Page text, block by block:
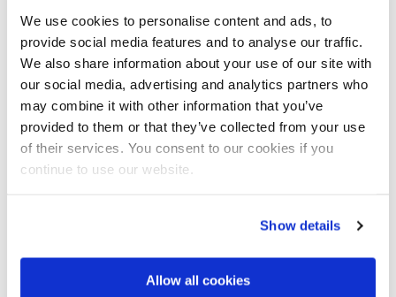
We use cookies to personalise content and ads, to
provide social media features and to analyse our traffic.
We also share information about your use of our site with
our social media, advertising and analytics partners who
may combine it with other information that you’ve
provided to them or that they’ve collected from your use
of their services. You consent to our cookies if you
continue to use our website.
Show details
Allow all cookies
Knoblauchwürfel. Köstlicher Abschluss jeder Pizza ist eine feine
Schicht aus hochwertigem Parmesan oder Pecorino. Mit der
Anschaffung einer hochwertigen Parmesanreibe aus Edelstahl
Rostfrei landet der Käse auch wirklich auf der Pizza und das
Messer nicht im Finger. Ihre Reibfläche sorgt für gleichmäßige
Raspel und der integrierte Aufbewahrungsbehälter fängt sie
sicher auf.
Für Vegetarier liegt Gemüsepasta voll im Trend. Koch dich kringelig
Aubergine in feine Gemüsefäden, die zusammen mit
Gaumenkitzler werden. In der Kürze liegt ja bekanntlich die
Würze: Mit Küchenhelfern aus Edelstahl Rostfrei verleihen